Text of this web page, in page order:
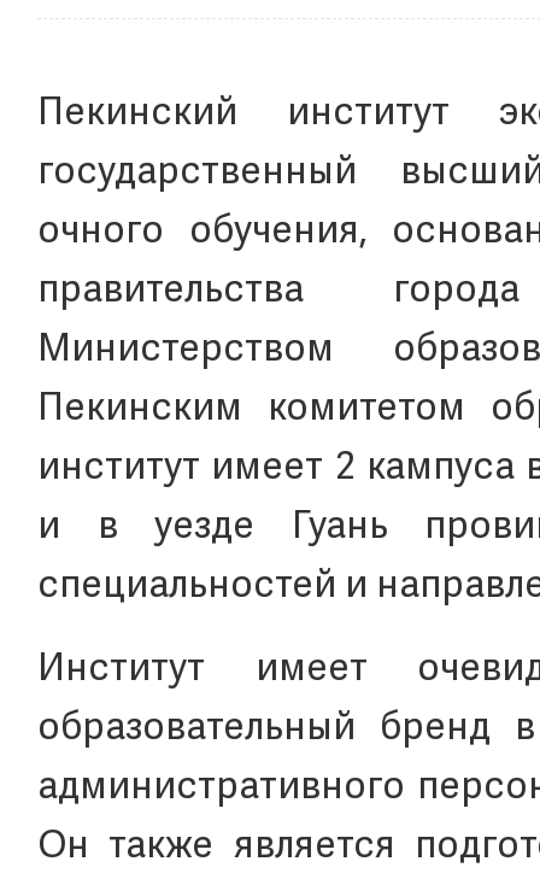
Пекинский институт
государственный
очного обучения,
правительства
Министерством
Пекинским комитетом
институт имеет 2 кампуса
и в уезде Гуань
специальностей и
Институт имеет
образовательный бренд
административного
Он также является